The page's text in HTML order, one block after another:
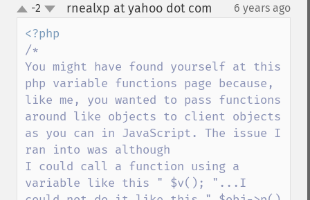
up
down
-2 rnealxp at yahoo dot com 6 years ago
/*
You might have found yourself at this
php variable functions page because,
like me, you wanted to pass functions
around like objects to client objects
as you can in JavaScript. The issue I
ran into was although
I could call a function using a
variable like this " $v(); "...I